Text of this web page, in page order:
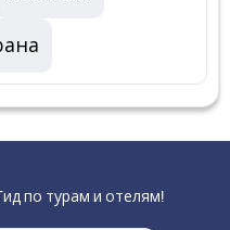
по турам и отелям!